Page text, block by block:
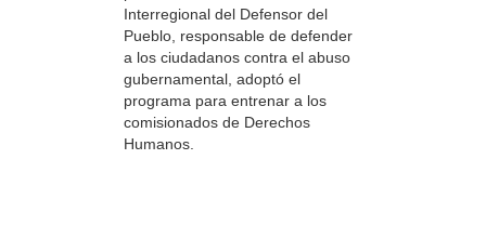
Interregional del Defensor del
Pueblo, responsable de defender
a los ciudadanos contra el abuso
gubernamental, adoptó el
programa para entrenar a los
comisionados de Derechos
Humanos.